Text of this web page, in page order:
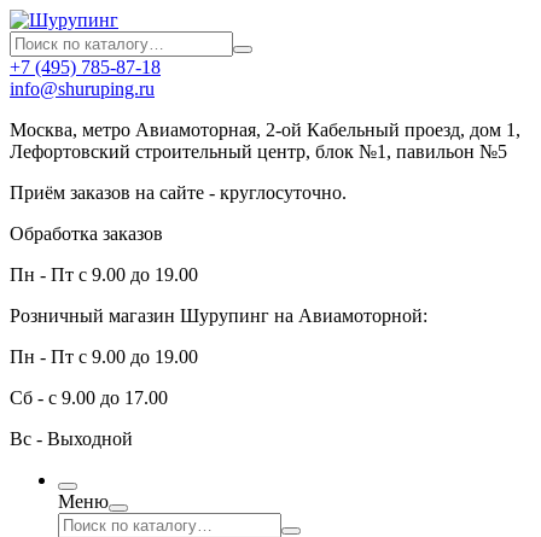
+7 (495) 785-87-18
info@shuruping.ru
Москва, метро Авиамоторная, 2-ой Кабельный проезд, дом 1,
Лефортовский строительный центр, блок №1, павильон №5
Приём заказов на сайте - круглосуточно.
Обработка заказов
Пн - Пт с 9.00 до 19.00
Розничный магазин Шурупинг на Авиамоторной:
Пн - Пт с 9.00 до 19.00
Сб - с 9.00 до 17.00
Вс - Выходной
Меню